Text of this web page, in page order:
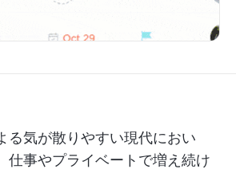
る気が散りやすい現代におい
仕事やプライベートで増え続け